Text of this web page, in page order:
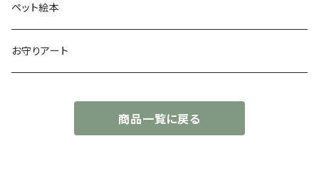
太陽礼拝
ペット絵本
お守りアート
商品一覧に戻る